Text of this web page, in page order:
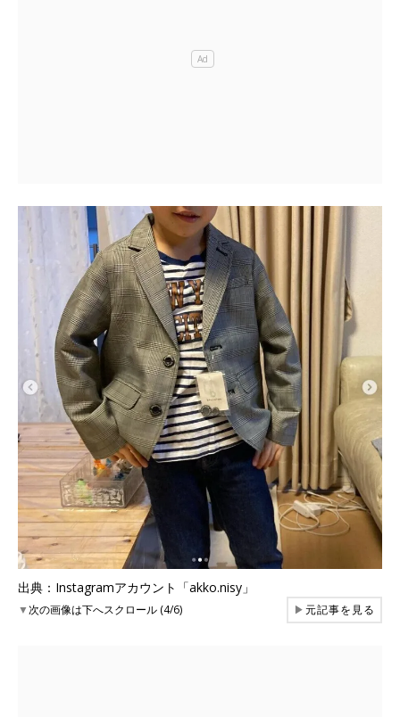
出典：Instagramアカウント「akko.nisy」
▼次の画像は下へスクロール (4/6) ▶元記事を見る